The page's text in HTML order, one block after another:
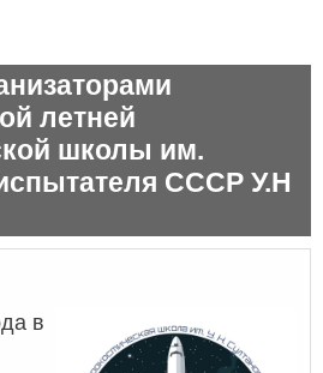
летней
школы им.
СССР У.Н
в